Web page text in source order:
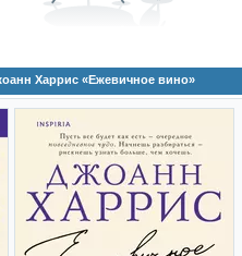
Харрис «Ежевичное вино»